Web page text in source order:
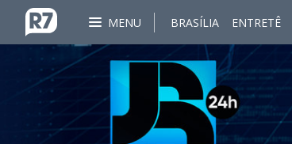
MENU BRASÍLIA ENTRETÊ